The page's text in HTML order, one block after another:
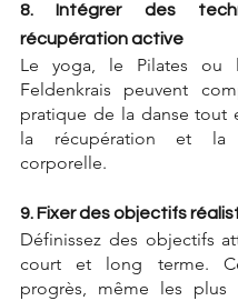
8. Intégrer des
récupération active
Le yoga, le Pilates ou
Feldenkrais peuvent
pratique de la danse tout
la récupération et la
corporelle.
9. Fixer des objectifs
Définissez des objectifs
court et long terme.
progrès, même les plus